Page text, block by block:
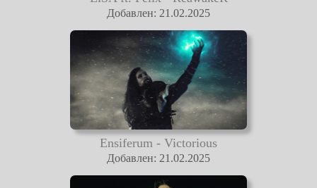
Добавлен: 21.02.2025
Ensiferum - Victorious
Добавлен: 21.02.2025